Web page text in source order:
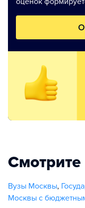
Смотрите
Вузы Москвы,
Москвы с